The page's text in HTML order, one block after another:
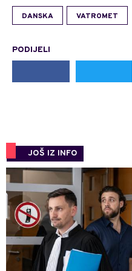
DANSKA VATROMET
PODIJELI
JOŠ IZ INFO